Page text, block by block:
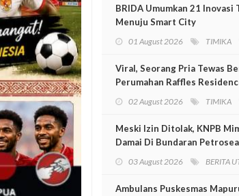
BRIDA Umumkan 21 Inovasi
Menuju Smart City
01 August 2026 TIMIKA
Viral, Seorang Pria Tewas
Perumahan Raffles
02 August 2026 TIMIKA
Meski Izin Ditolak, KNPB
Damai Di Bundaran
03 August 2026 BERITA
Ambulans Puskesmas